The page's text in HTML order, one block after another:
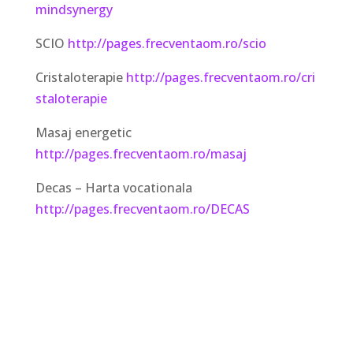
mindsynergy
SCIO http://pages.frecventaom.ro/scio
Cristaloterapie http://pages.frecventaom.ro/cri
staloterapie
Masaj energetic
http://pages.frecventaom.ro/masaj
Decas – Harta vocationala
http://pages.frecventaom.ro/DECAS